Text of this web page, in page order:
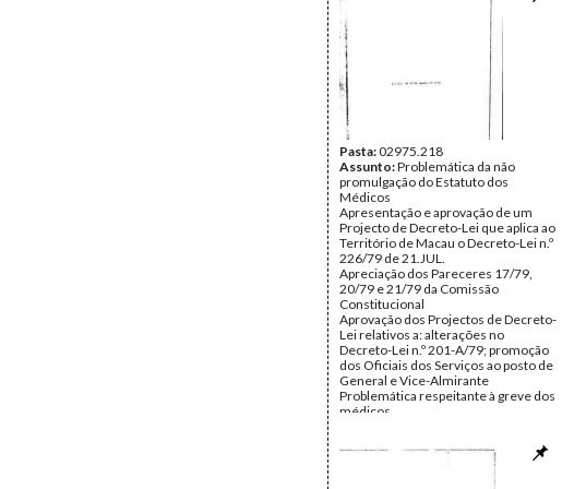
Pasta:02975.218
Assunto:Problemática da não
promulgação do Estatuto dos
Médicos
Apresentação e aprovação de um
Projecto de Decreto-Lei que aplica ao
Território de Macau o Decreto-Lei n.º
226/79 de 21.JUL.
Apreciação dos Pareceres 17/79,
20/79 e 21/79 da Comissão
Constitucional
Aprovação dos Projectos de Decreto-
Lei relativos a: alterações no
Decreto-Lei n.º 201-A/79; promoção
dos Oficiais dos Serviços ao posto de
General e Vice-Almirante
Problemática respeitante à greve dos
médicos